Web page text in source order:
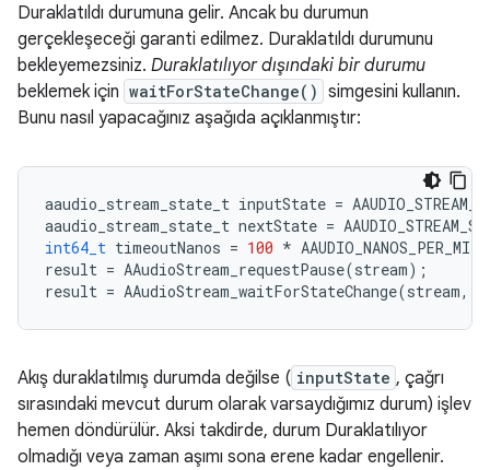
Duraklatıldı durumuna gelir. Ancak bu durumun
gerçekleşeceği garanti edilmez. Duraklatıldı durumunu
bekleyemezsiniz. Duraklatılıyor dışındaki bir durumu
beklemek için waitForStateChange() simgesini kullanın.
Bunu nasıl yapacağınız aşağıda açıklanmıştır:
aaudio_stream_state_t inputState =
aaudio_stream_state_t nextState =
int64_t timeoutNanos = 100 *
result = AAudioStream_requestPause(stream);
result = AAudioStream_waitForStateChange(stream,
Akış duraklatılmış durumda değilse ( inputState , çağrı
sırasındaki mevcut durum olarak varsaydığımız durum) işlev
hemen döndürülür. Aksi takdirde, durum Duraklatılıyor
olmadığı veya zaman aşımı sona erene kadar engellenir.